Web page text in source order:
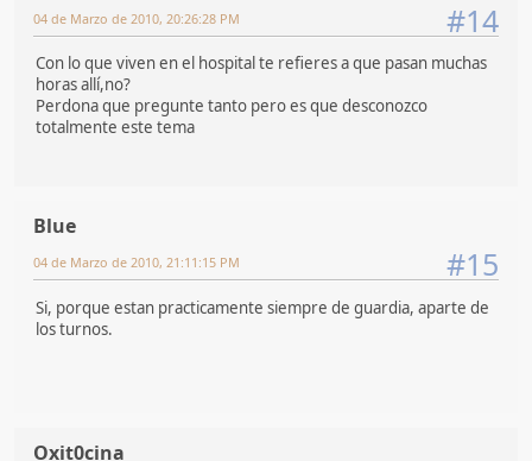
#14
04 de Marzo de 2010, 20:26:28 PM
Con lo que viven en el hospital te refieres a que pasan muchas
horas allí,no?
Perdona que pregunte tanto pero es que desconozco
totalmente este tema
Blue
#15
04 de Marzo de 2010, 21:11:15 PM
Si, porque estan practicamente siempre de guardia, aparte de
los turnos.
Oxit0cina